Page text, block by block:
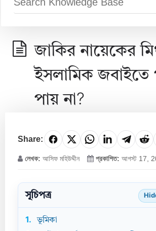
জাকির নায়েকের
ইসলামিক জবাইতে
পায় না?
Share:
লেখক: আসিফ মহিউদ্দীন প্রকাশিত: আগস্ট 17,
সূচিপত্র
1.
ভূমিকা